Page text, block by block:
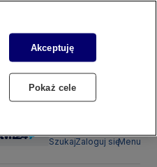
SzukajZaloguj sięMenu
Akceptuję
Pokaż cele